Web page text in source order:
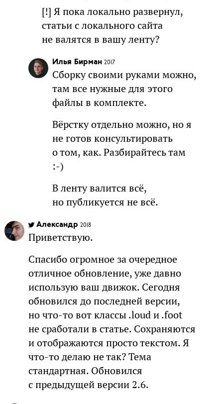
[!] Я пока локально развернул,
статьи с локального сайта
не валятся в вашу ленту?
Илья Бирман 2017
Сборку своими руками можно,
там все нужные для этого
файлы в комплекте.
Вёрстку отдельно можно, но я
не готов консультировать
о том, как. Разбирайтесь там
:-)
В ленту валится всё,
но публикуется не всё.
Александр 2018
Приветствую.
Спасибо огромное за очередное
отличное обновление, уже давно
использую ваш движок. Сегодня
обновился до последней версии,
но что-то вот классы .loud и .foot
не сработали в статье. Сохраняются
и отображаются просто текстом. Я
что-то делаю не так? Тема
стандартная. Обновился
с предыдущей версии 2.6.